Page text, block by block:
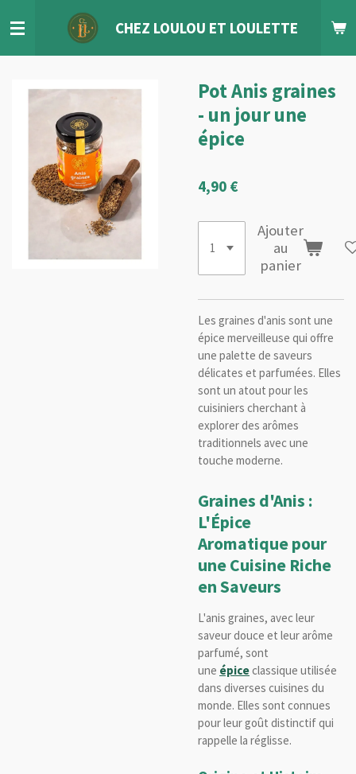
au
CHEZ LOULOU ET LOULETTE
Pot Anis graines
- un jour une
épice
4,90 €
Ajouter
au
panier
Les graines d'anis sont une
épice merveilleuse qui offre
une palette de saveurs
délicates et parfumées. Elles
sont un atout pour les
cuisiniers cherchant à
explorer des arômes
traditionnels avec une
touche moderne.
Graines d'Anis :
L'Épice
Aromatique pour
une Cuisine Riche
en Saveurs
L'anis graines, avec leur
saveur douce et leur arôme
parfumé, sont
une épiceclassique utilisée
dans diverses cuisines du
monde. Elles sont connues
pour leur goût distinctif qui
rappelle la réglisse.